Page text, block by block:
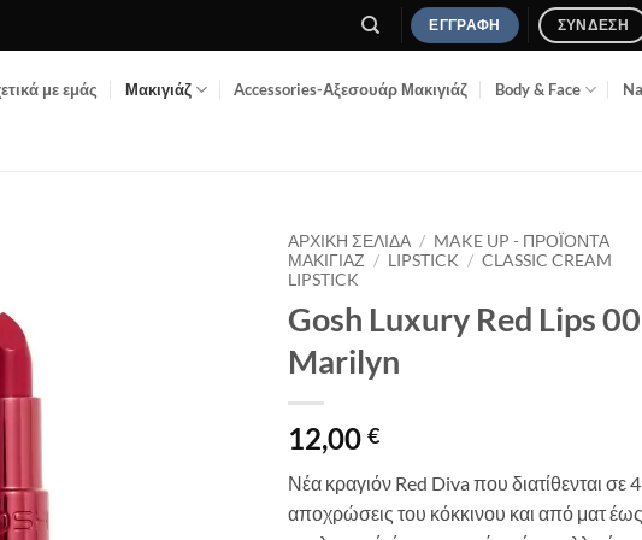
ΕΓΓΡΑΦΉ ΣΎΝΔΕΣΗ
με εμάς Μακιγιάζ Accessories-Αξεσουάρ Μακιγιάζ Body & Face
ΑΡΧΙΚΉ ΣΕΛΊΔΑ / MAKE UP - ΠΡΟΪΌΝΤΑ
ΜΑΚΙΓΙΆΖ / LIPSTICK / CLASSIC CREAM
LIPSTICK
Gosh Luxury Red Lips
Marilyn
12,00 €
Νέα κραγιόν Red Diva που διατίθενται σε 4
αποχρώσεις του κόκκινου και από ματ έως